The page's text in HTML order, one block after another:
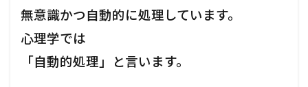
無意識かつ自動的に処理しています。
心理学では
「自動的処理」と言います。